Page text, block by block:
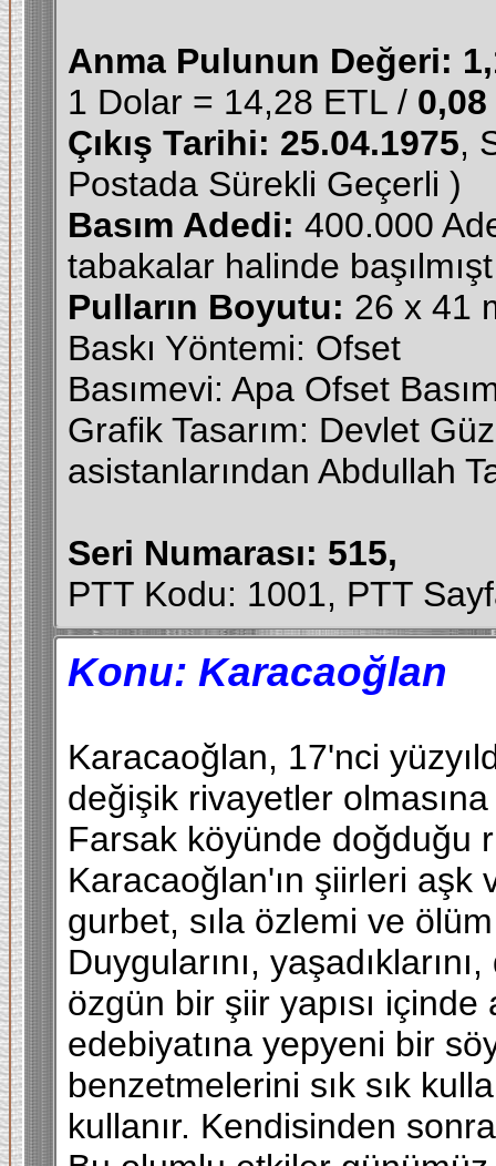
Anma Pulunun Değeri:
1 Dolar = 14,28 ETL / 0,08
Çıkış Tarihi: 25.04.1975,
Postada Sürekli Geçerli )
Basım Adedi: 400.000
tabakalar halinde
Pulların Boyutu: 26 x 41
Baskı Yöntemi: Ofset
Basımevi: Apa Ofset
Grafik Tasarım: Devlet
asistanlarından Abdullah
Seri Numarası: 515,
PTT Kodu: 1001, PTT
Konu: Karacaoğlan
Karacaoğlan, 17'nci
değişik rivayetler
Farsak köyünde doğduğu
Karacaoğlan'ın şiirleri aşk
gurbet, sıla özlemi ve
Duygularını,
özgün bir şiir yapısı
edebiyatına yepyeni bir
benzetmelerini sık sık
kullanır. Kendisinden